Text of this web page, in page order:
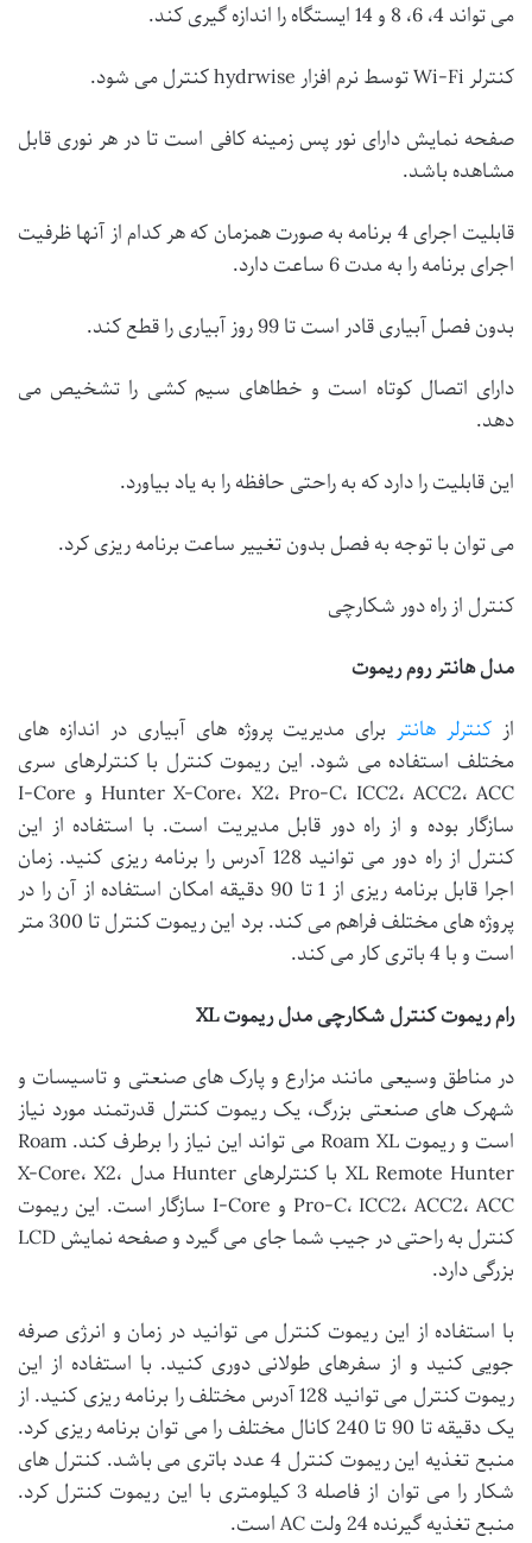
می تواند 4، 6، 8 و 14 ایستگاه را اندازه گیری کند.
کنترلر Wi-Fi توسط نرم افزار hydrwise کنترل می شود.
صفحه نمایش دارای نور پس زمینه کافی است تا در هر نوری قابل
مشاهده باشد.
قابلیت اجرای 4 برنامه به صورت همزمان که هر کدام از آنها ظرفیت
اجرای برنامه را به مدت 6 ساعت دارد.
بدون فصل آبیاری قادر است تا 99 روز آبیاری را قطع کند.
دارای اتصال کوتاه است و خطاهای سیم کشی را تشخیص می
دهد.
این قابلیت را دارد که به راحتی حافظه را به یاد بیاورد.
می توان با توجه به فصل بدون تغییر ساعت برنامه ریزی کرد.
کنترل از راه دور شکارچی
مدل هانتر روم ریموت
از کنترلر هانتر برای مدیریت پروژه های آبیاری در اندازه های
مختلف استفاده می شود. این ریموت کنترل با کنترلرهای سری
Hunter X-Core، X2، Pro-C، ICC2، ACC2، ACC و I-Core
سازگار بوده و از راه دور قابل مدیریت است. با استفاده از این
کنترل از راه دور می توانید 128 آدرس را برنامه ریزی کنید. زمان
اجرا قابل برنامه ریزی از 1 تا 90 دقیقه امکان استفاده از آن را در
پروژه های مختلف فراهم می کند. برد این ریموت کنترل تا 300 متر
است و با 4 باتری کار می کند.
رام ریموت کنترل شکارچی مدل ریموت XL
در مناطق وسیعی مانند مزارع و پارک های صنعتی و تاسیسات و
شهرک های صنعتی بزرگ، یک ریموت کنترل قدرتمند مورد نیاز
است و ریموت Roam XL می تواند این نیاز را برطرف کند. Roam
XL Remote Hunter با کنترلرهای Hunter مدل X-Core، X2،
Pro-C، ICC2، ACC2، ACC و I-Core سازگار است. این ریموت
کنترل به راحتی در جیب شما جای می گیرد و صفحه نمایش LCD
بزرگی دارد.
با استفاده از این ریموت کنترل می توانید در زمان و انرژی صرفه
جویی کنید و از سفرهای طولانی دوری کنید. با استفاده از این
ریموت کنترل می توانید 128 آدرس مختلف را برنامه ریزی کنید. از
یک دقیقه تا 90 تا 240 کانال مختلف را می توان برنامه ریزی کرد.
منبع تغذیه این ریموت کنترل 4 عدد باتری می باشد. کنترل های
شکار را می توان از فاصله 3 کیلومتری با این ریموت کنترل کرد.
منبع تغذیه گیرنده 24 ولت AC است.